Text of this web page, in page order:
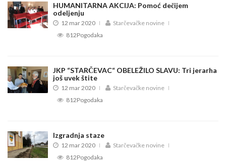
HUMANITARNA AKCIJA: Pomoć dečijem
odeljenju
12 mar 2020
Starčevačke novine
812Pogodaka
JKP “STARČEVAC“ OBELEŽILO SLAVU: Tri jerarha
još uvek štite
12 mar 2020
Starčevačke novine
812Pogodaka
Izgradnja staze
12 mar 2020
Starčevačke novine
812Pogodaka